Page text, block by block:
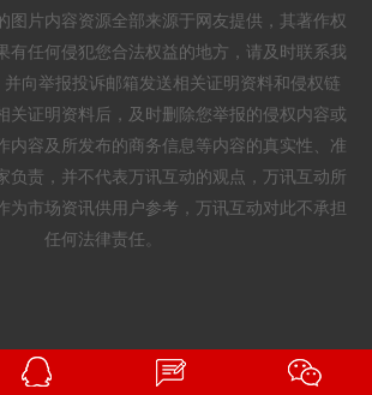
图片内容资源全部来源于网友提供，其著作权
有任何侵犯您合法权益的地方，请及时联系我
向举报投诉邮箱发送相关证明资料和侵权链
关证明资料后，及时删除您举报的侵权内容或
内容及所发布的商务信息等内容的真实性、准
负责，并不代表万讯互动的观点，万讯互动所
为市场资讯供用户参考，万讯互动对此不承担
任何法律责任。